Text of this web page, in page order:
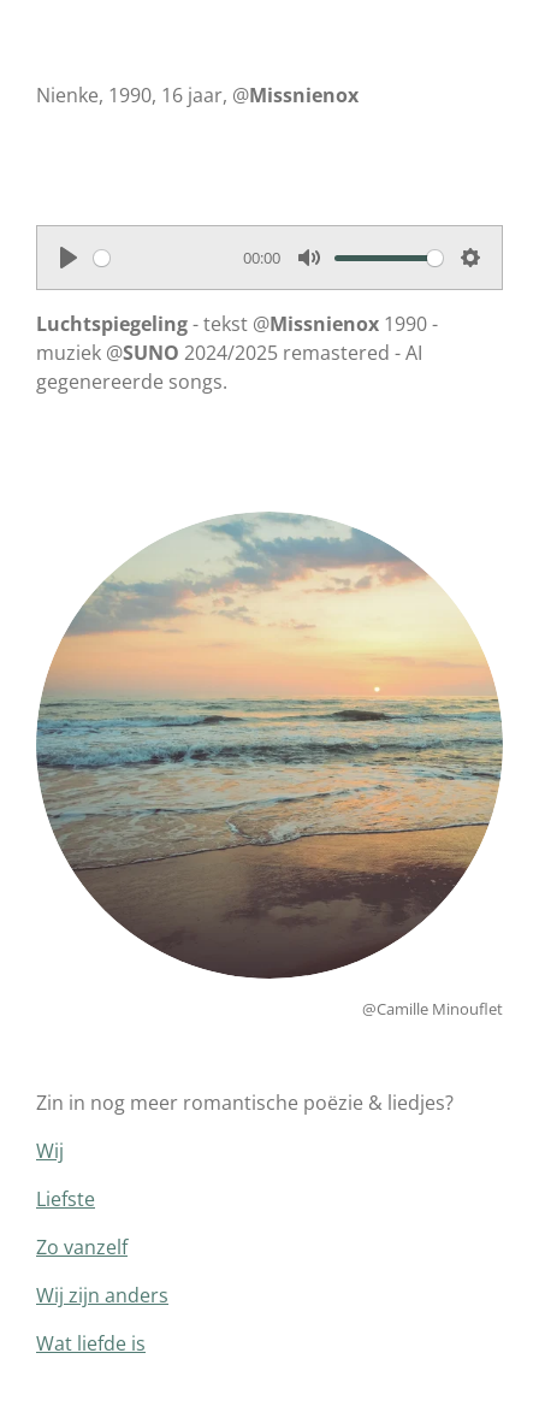
Nienke, 1990, 16 jaar, @Missnienox
P
l
a
y
00:00
M
u
t
S
Luchtspiegeling- tekst @Missnienox 1990 -
muziek @SUNO 2024/2025 remastered - AI
gegenereerde songs.
@Camille Minouflet
Zin in nog meer romantische poëzie & liedjes?
Wij
Liefste
Zo vanzelf
Wij zijn anders
Wat liefde is